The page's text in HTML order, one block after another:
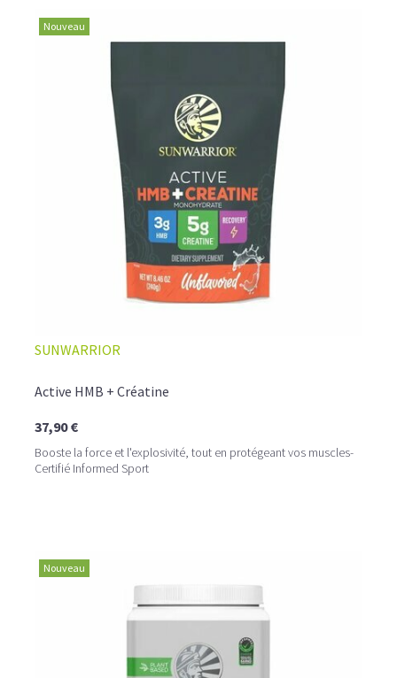
Nouveau
SUNWARRIOR
Active HMB + Créatine
37,90 €
Booste la force et l'explosivité, tout en protégeant vos muscles-
Certifié Informed Sport
Nouveau